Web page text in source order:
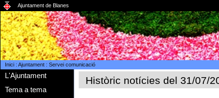
Ajuntament de Blanes
Inici: Ajuntament: Servei comunicació
L'Ajuntament
Tema a tema
Històric notícies del 31/07/